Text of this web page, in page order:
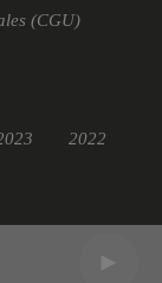
(CGU)
2022